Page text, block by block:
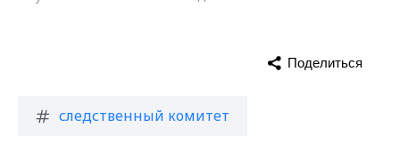
следственный комитет
Поделиться